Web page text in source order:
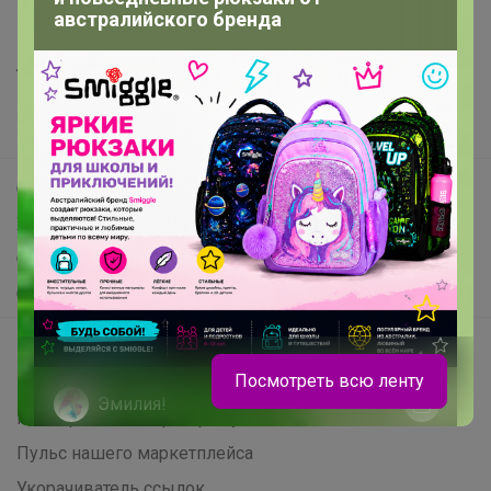
Все предложения
Анонсы
Новости
Поддержка альпак
Самое выгодное
Хиты продаж
Самое желанное
Самое быстрое
Начать зарабатывать с 24-ok
Picabox.ru - Лучшее место для ваших изображений
Розыгрыш - Генератор случайных чисел
Пульс нашего маркетплейса
австралийского бренда
Эмилия!
Футболка от BROSTEM - 390 руб
Посмотреть всю ленту